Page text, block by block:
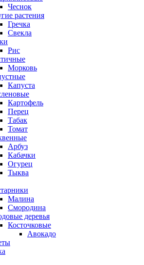
Чеснок
растения
Гречка
Свекла
Рис
Морковь
Капуста
Картофель
Перец
Табак
Томат
Арбуз
Кабачки
Огурец
Тыква
Малина
Смородина
деревья
Косточковые
Авокадо